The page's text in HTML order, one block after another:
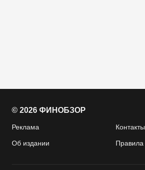
© 2026 ФИНОБЗОР
Реклама Контакты
Об издании Правила